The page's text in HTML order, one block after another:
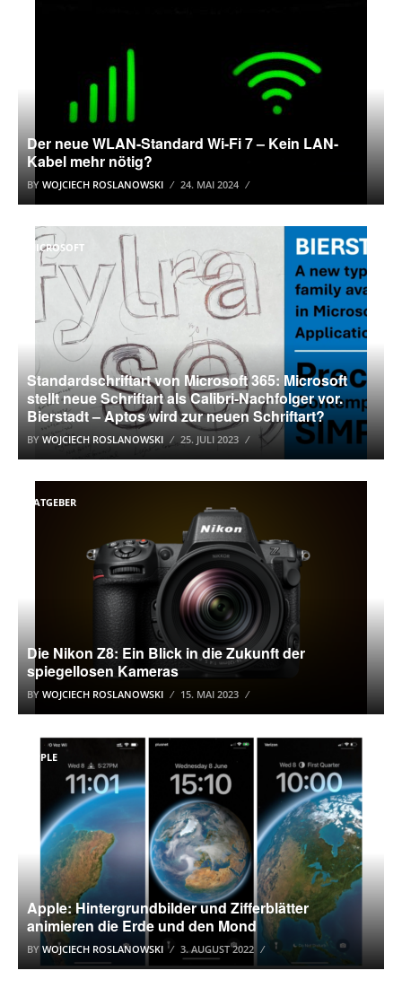
Der neue WLAN-Standard Wi-Fi 7 – Kein LAN-
Kabel mehr nötig?
BY WOJCIECH ROSLANOWSKI 24. MAI 2024
MICROSOFT
Standardschriftart von Microsoft 365: Microsoft
stellt neue Schriftart als Calibri-Nachfolger vor.
Bierstadt – Aptos wird zur neuen Schriftart?
BY WOJCIECH ROSLANOWSKI 25. JULI 2023
RATGEBER
Die Nikon Z8: Ein Blick in die Zukunft der
spiegellosen Kameras
BY WOJCIECH ROSLANOWSKI 15. MAI 2023
APPLE
Apple: Hintergrundbilder und Zifferblätter
animieren die Erde und den Mond
BY WOJCIECH ROSLANOWSKI 3. AUGUST 2022